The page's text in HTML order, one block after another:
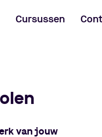
Cursussen
van jouw